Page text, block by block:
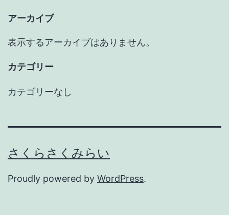
アーカイブ
表示するアーカイブはありません。
カテゴリー
カテゴリーなし
さくらさくみらい
Proudly powered by WordPress.